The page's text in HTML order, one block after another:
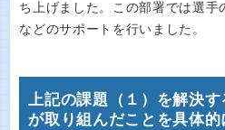
ち上げました。この部署では選手
などのサポートを行いました。
上記の課題（１）を解決
が取り組んだことを具体的